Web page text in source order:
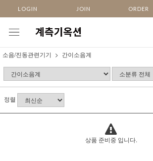
LOGIN JOIN ORDER
소음/진동관련기기 간이소음계
정렬
상품 준비중 입니다.